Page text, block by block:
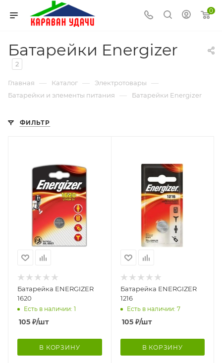
0
Батарейки Energizer
2
Главная — Каталог — Электротовары —
Батарейки и элементы питания — Батарейки Energizer
ФИЛЬТР
Батарейка ENERGIZER
1620
Есть в наличии: 1
105 ₽/шт
В КОРЗИНУ
Батарейка ENERGIZER
1216
Есть в наличии: 7
105₽/шт
В КОРЗИНУ